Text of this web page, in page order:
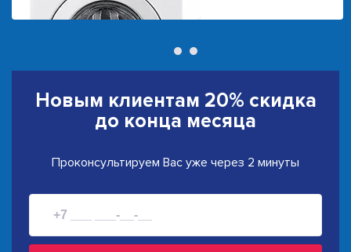
Новым клиентам 20% скидка
до конца месяца
Проконсультируем Вас уже через 2 минуты